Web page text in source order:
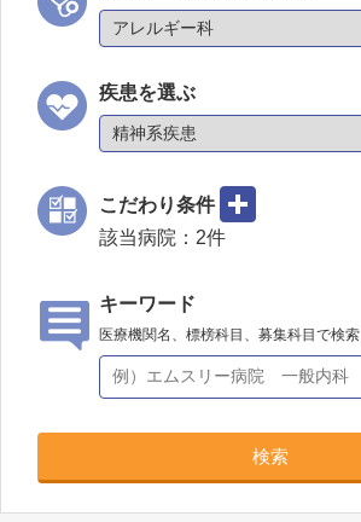
疾患を選ぶ
こだわり条件
該当病院： 2件
キーワード
医療機関名、標榜科目、募集科目で検索
検索